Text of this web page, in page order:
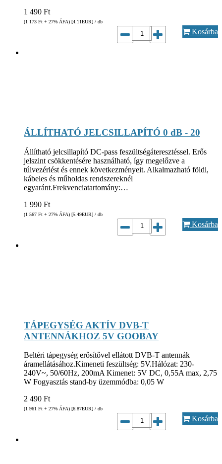
1 490 Ft
(1 173 Ft + 27% ÁFA) [4.11EUR] / db
Kosárba
ÁLLÍTHATÓ JELCSILLAPÍTÓ 0 dB - 20
Állítható jelcsillapító DC-pass feszültségáteresztéssel. Erős
jelszint csökkentésére használható, így megelőzve a
túlvezérlést és ennek következményeit. Alkalmazható földi,
kábeles és műholdas rendszereknél
egyaránt.Frekvenciatartomány:…
1 990 Ft
(1 567 Ft + 27% ÁFA) [5.49EUR] / db
Kosárba
TÁPEGYSÉG AKTÍV DVB-T
ANTENNÁKHOZ 5V GOOBAY
Beltéri tápegység erősítővel ellátott DVB-T antennák
áramellátásához.Kimeneti feszültség: 5V.Hálózat: 230-
240V~, 50/60Hz, 200mA Kimenet: 5V DC, 0,55A max, 2,75
W Fogyasztás stand-by üzemmódba: 0,05 W
2 490 Ft
(1 961 Ft + 27% ÁFA) [6.87EUR] / db
Kosárba